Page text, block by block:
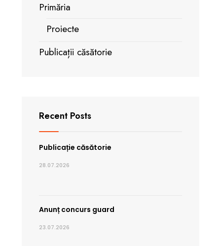
Primăria
Proiecte
Publicații căsătorie
Recent Posts
Publicație căsătorie
28.07.2026
Anunț concurs guard
23.07.2026